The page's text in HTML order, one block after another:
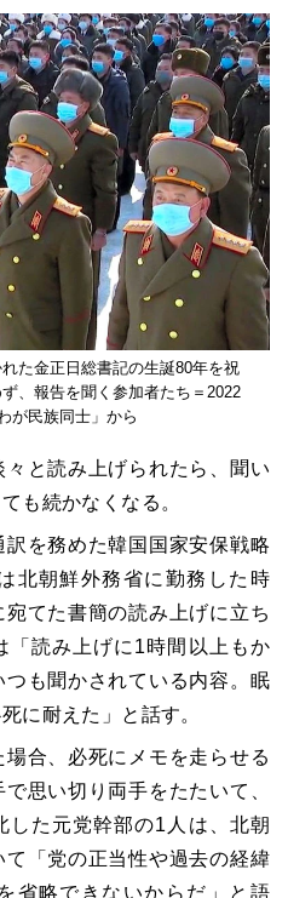
た金正日総書記の生誕80年を祝
、報告を聞く参加者たち＝2022
が民族同士」から
と読み上げられたら、聞い
も続かなくなる。
を務めた韓国国家安保戦略
北朝鮮外務省に勤務した時
てた書簡の読み上げに立ち
「読み上げに1時間以上もか
も聞かされている内容。眠
に耐えた」と話す。
合、必死にメモを走らせる
思い切り両手をたたいて、
した元党幹部の1人は、北朝
「党の正当性や過去の経緯
省略できないからだ」と語